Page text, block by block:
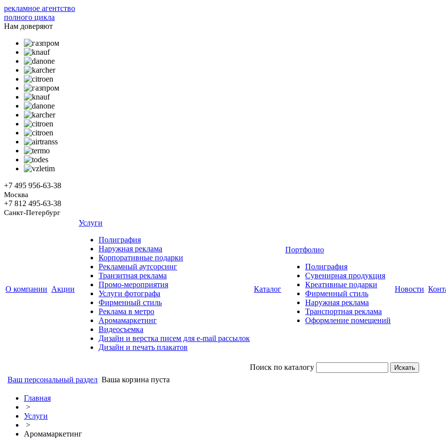
рекламное агентство
полного цикла
Нам доверяют
+7 495 956-63-38
Москва
+7 812 495-63-38
Санкт-Петербург
О компании Акции
Услуги
Полиграфия
Наружная реклама
Корпоративные подарки
Рекламный аутсорсинг
Транзитная реклама
Промо-мероприятия
Услуги фотографа
Фирменный стиль
Реклама в метро
Аромамаркетинг
Видеосъемка
Дизайн и верстка писем для e-mail рассылок
Дизайн и печать плакатов
Каталог
Портфолио
Полиграфия
Сувенирная продукция
Креативные подарки
Фирменный стиль
Наружная реклама
Транспортная реклама
Оформление помещений
Новости
Поиск по каталогу
Ваш персональный раздел Ваша корзина пуста
Главная
>
Услуги
>
Аромамаркетинг